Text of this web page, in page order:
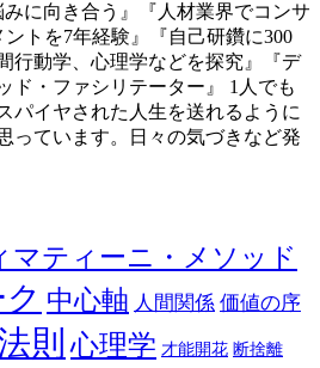
みに向き合う』『人材業界でコンサ
トを7年経験』『自己研鑽に300
行動学、心理学などを探究』『デ
ド・ファシリテーター』 1人でも
パイヤされた人生を送れるように
っています。日々の気づきなど発
マティーニ・メソッド
中心軸 人間関係 価値の序
則 心理学 才能開花 断捨離